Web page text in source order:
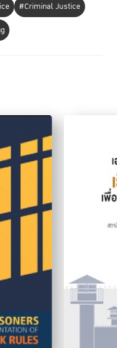
#Criminal Justice